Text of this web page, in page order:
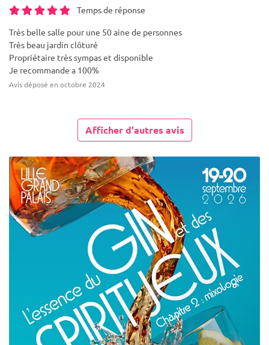
Temps de réponse
Très belle salle pour une 50 aine de personnes
Très beau jardin clôturé
Propriétaire très sympas et disponible
Je recommande a 100%
Avis déposé en octobre 2024
Afficher d'autres avis